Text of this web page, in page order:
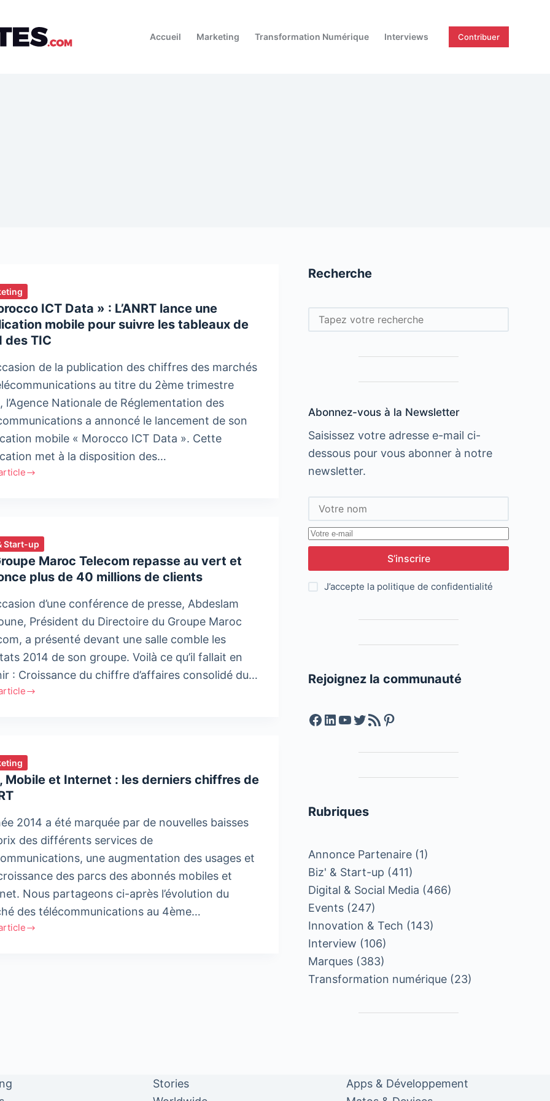
Accueil Marketing Transformation Numérique Interviews Contribuer
ICT Data » : L’ANRT lance une
mobile pour suivre les tableaux de
des TIC
de la publication des chiffres des marchés
au titre du 2ème trimestre
l’Agence Nationale de Réglementation des
a annoncé le lancement de son
mobile « Morocco ICT Data ». Cette
met à la disposition des…
Start-up
Maroc Telecom repasse au vert et
plus de 40 millions de clients
d’une conférence de presse, Abdeslam
Président du Directoire du Groupe Maroc
a présenté devant une salle comble les
2014 de son groupe. Voilà ce qu’il fallait en
: Croissance du chiffre d’affaires consolidé du…
Mobile et Internet : les derniers chiffres de
2014 a été marquée par de nouvelles baisses
des différents services de
une augmentation des usages et
des parcs des abonnés mobiles et
Nous partageons ci-après l’évolution du
des télécommunications au 4ème…
Recherche
Rechercher
Abonnez-vous à la Newsletter
Saisissez votre adresse e-mail ci-
dessous pour vous abonner à notre
newsletter.
S’inscrire
J’accepte la politique de confidentialité
Rejoignez la communauté
Facebook
LinkedIn
YouTube
Twitter
Feed RSSPinterest
Rubriques
Annonce Partenaire (1)
Biz' & Start-up (411)
Digital & Social Media (466)
Events (247)
Innovation & Tech (143)
Interview (106)
Marques (383)
Transformation numérique (23)
Stories
Apps & Développement